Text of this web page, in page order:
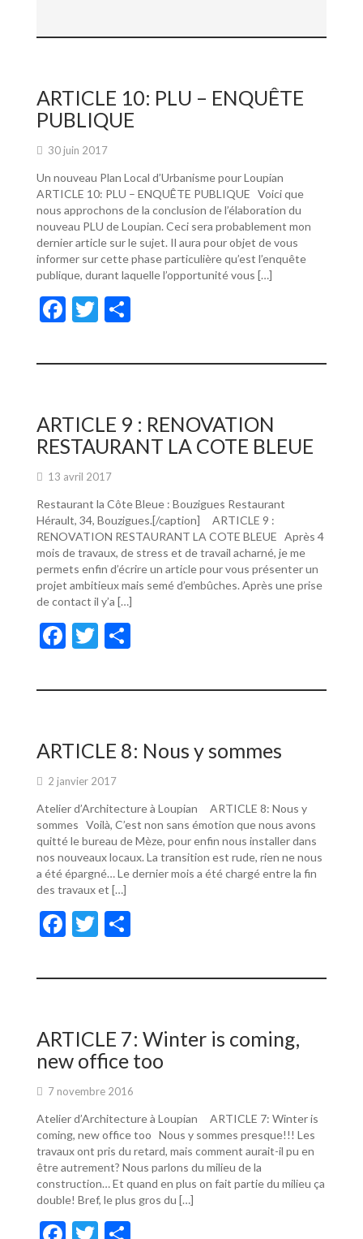
e
o
o
k
itt ta
er
ARTICLE 10: PLU – ENQUÊTE
PUBLIQUE
30 juin 2017
Un nouveau Plan Local d’Urbanisme pour Loupian
ARTICLE 10: PLU – ENQUÊTE PUBLIQUE Voici que
nous approchons de la conclusion de l’élaboration du
nouveau PLU de Loupian. Ceci sera probablement mon
dernier article sur le sujet. Il aura pour objet de vous
informer sur cette phase particulière qu’est l’enquête
publique, durant laquelle l’opportunité vous […]
F
e
o
o
k
T
itt ta
er
ARTICLE 9 : RENOVATION
RESTAURANT LA COTE BLEUE
13 avril 2017
Restaurant la Côte Bleue : Bouzigues Restaurant
Hérault, 34, Bouzigues.[/caption] ARTICLE 9 :
RENOVATION RESTAURANT LA COTE BLEUE Après 4
mois de travaux, de stress et de travail acharné, je me
permets enfin d’écrire un article pour vous présenter un
projet ambitieux mais semé d’embûches. Après une prise
de contact il y’a […]
F
e
o
o
k
T
itt ta
er
ARTICLE 8: Nous y sommes
2 janvier 2017
Atelier d’Architecture à Loupian ARTICLE 8: Nous y
sommes Voilà, C’est non sans émotion que nous avons
quitté le bureau de Mèze, pour enfin nous installer dans
nos nouveaux locaux. La transition est rude, rien ne nous
a été épargné… Le dernier mois a été chargé entre la fin
des travaux et […]
F
e
o
o
k
T
itt ta
er
ARTICLE 7: Winter is coming,
new office too
7 novembre 2016
Atelier d’Architecture à Loupian ARTICLE 7: Winter is
coming, new office too Nous y sommes presque!!! Les
travaux ont pris du retard, mais comment aurait-il pu en
être autrement? Nous parlons du milieu de la
construction… Et quand en plus on fait partie du milieu ça
double! Bref, le plus gros du […]